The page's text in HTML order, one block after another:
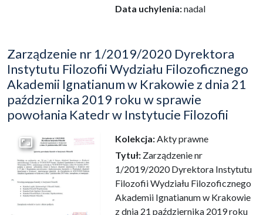
Data uchylenia:nadal
Zarządzenie nr 1/2019/2020 Dyrektora
Instytutu Filozofii Wydziału Filozoficznego
Akademii Ignatianum w Krakowie z dnia 21
października 2019 roku w sprawie
powołania Katedr w Instytucie Filozofii
Przejdź do zbioru
Kolekcja:Akty prawne
Tytuł: Zarządzenie nr
1/2019/2020 Dyrektora Instytutu
Filozofii Wydziału Filozoficznego
Akademii Ignatianum w Krakowie
z dnia 21 października 2019 roku